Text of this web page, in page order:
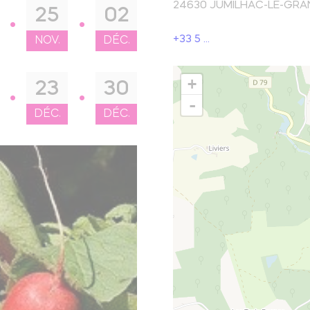
El parque natural regional Perigord-Limousin
Lugar natural
Saber más
24630 JUMILHAC-LE-
+33 5 ...
+
-
25
NOV.
02
DÉC.
23
DÉC.
30
DÉC.